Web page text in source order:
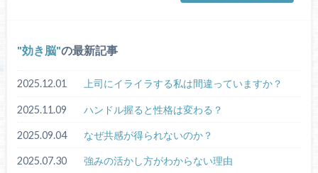
効き脳 の最新記事
2025.12.01 上司にイライラする私は間違っていますか？
2025.11.09 ハンドル握ると性格は変わる？
2025.09.04 なぜ共感が得られないのか？
2025.07.30 強みの活かし方がわからない理由